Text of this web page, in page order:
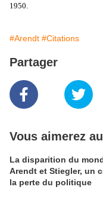
1950.
#Arendt #Citations
Partager
Vous aimerez
La disparition du
Arendt et Stiegler, un
la perte du politique